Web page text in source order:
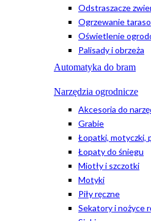
Odstraszacze
Ogrzewanie
Oświetlenie
Palisady i obrzeża
Automatyka do bram
Narzędzia ogrodnicze
Akcesoria do
Grabie
Łopatki, motyczki,
Łopaty do śniegu
Miotły i szczotki
Motyki
Piły ręczne
Sekatory i nożyce